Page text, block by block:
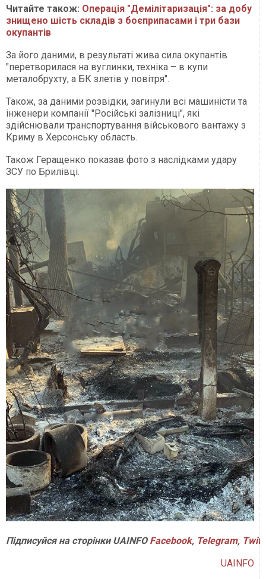
Читайте також: Операція "Демілітаризація": за добу
знищено шість складів з боєприпасами і три бази
окупантів
За його даними, в результаті жива сила окупантів
"перетворилася на вуглинки, техніка – в купи
металобрухту, а БК злетів у повітря".
Також, за даними розвідки, загинули всі машиністи та
інженери компанії "Російські залізниці", які
здійснювали транспортування військового вантажу з
Криму в Херсонську область.
Також Геращенко показав фото з наслідками удару
ЗСУ по Брилівці.
Підписуйся на сторінки UAINFO Facebook, Telegram,
UAINFO